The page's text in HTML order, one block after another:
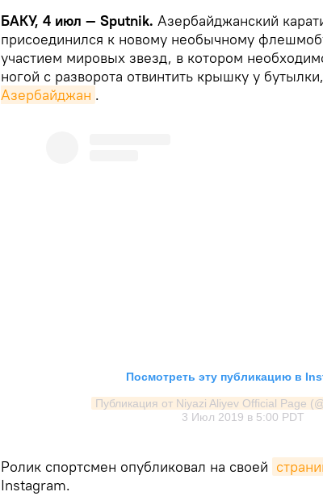
БАКУ, 4 июл — Sputnik. Азербайджанский
присоединился к новому необычному
участием мировых звезд, в котором
ногой с разворота отвинтить крышку у
Азербайджан .
Посмотреть эту публикацию в
Публикация от Niyazi Aliyev Official Page
3 Июл 2019 в 5:00 PDT
Ролик спортсмен опубликовал на своей
Instagram.